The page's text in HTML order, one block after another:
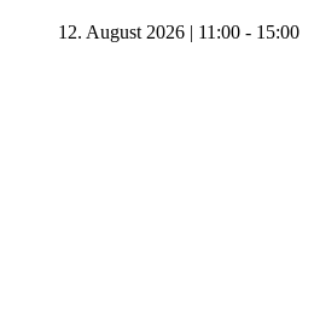
12. August 2026 | 11:00 - 15:00